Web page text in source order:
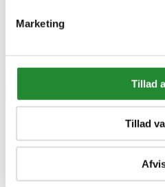
Marketing
Tillad
Tillad
Dartskive
dartskab med
NORDIC Games